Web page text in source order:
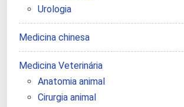
Urologia
Medicina chinesa
Medicina Veterinária
Anatomia animal
Cirurgia animal